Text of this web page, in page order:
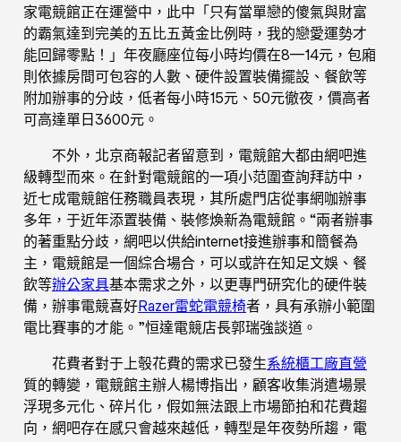
家電競館正在運營中，此中「只有當單戀的傻氣與財富
的霸氣達到完美的五比五黃金比例時，我的戀愛運勢才
能回歸零點！」年夜廳座位每小時均價在8—14元，包廂
則依據房間可包容的人數、硬件設置裝備擺設、餐飲等
附加辦事的分歧，低者每小時15元、50元徹夜，價高者
可高達單日3600元。
不外，北京商報記者留意到，電競館大都由網吧進
級轉型而來。在針對電競館的一項小范圍查詢拜訪中，
近七成電競館任務職員表現，其所處門店從事網咖辦事
多年，于近年添置裝備、裝修煥新為電競館。“兩者辦事
的著重點分歧，網吧以供給internet接進辦事和簡餐為
主，電競館是一個綜合場合，可以或許在知足文娛、餐
飲等辦公家具基本需求之外，以更專門研究化的硬件裝
備，辦事電競喜好Razer雷蛇電競椅者，具有承辦小範圍
電比賽事的才能。”恒達電競店長郭瑞強談道。
花費者對于上彀花費的需求已發生系統櫃工廠直營
質的轉變，電競館主辦人楊博指出，顧客收集消遣場景
浮現多元化、碎片化，假如無法跟上市場節拍和花費趨
向，網吧存在感只會越來越低，轉型是年夜勢所趨，電